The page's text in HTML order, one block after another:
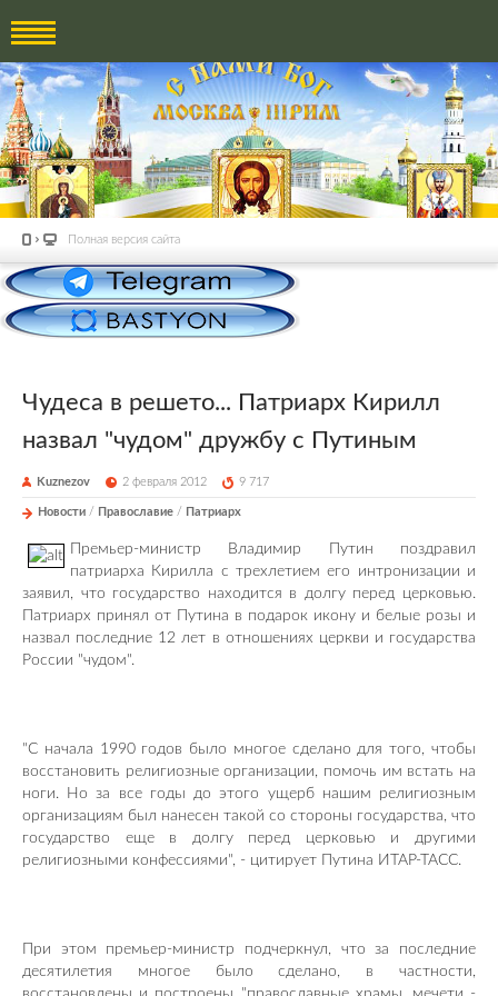
Полная версия сайта
Чудеса в решето... Патриарх Кирилл
назвал "чудом" дружбу с Путиным
Kuznezov 2 февраля 2012 9 717
Новости / Православие / Патриарх
Премьер-министр Владимир Путин поздравил
патриарха Кирилла с трехлетием его интронизации и
заявил, что государство находится в долгу перед церковью.
Патриарх принял от Путина в подарок икону и белые розы и
назвал последние 12 лет в отношениях церкви и государства
России "чудом".
"С начала 1990 годов было многое сделано для того, чтобы
восстановить религиозные организации, помочь им встать на
ноги. Но за все годы до этого ущерб нашим религиозным
организациям был нанесен такой со стороны государства, что
государство еще в долгу перед церковью и другими
религиозными конфессиями", - цитирует Путина ИТАР-ТАСС.
При этом премьер-министр подчеркнул, что за последние
десятилетия многое было сделано, в частности,